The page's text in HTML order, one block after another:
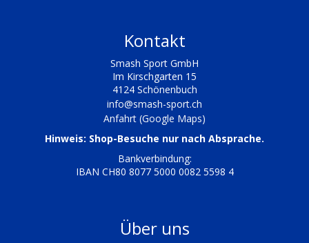
Kontakt
Smash Sport GmbH
Im Kirschgarten 15
4124 Schönenbuch
info@smash-sport.ch
Anfahrt (Google Maps)
Hinweis: Shop-Besuche nur nach Absprache.
Bankverbindung:
IBAN CH80 8077 5000 0082 5598 4
Über uns